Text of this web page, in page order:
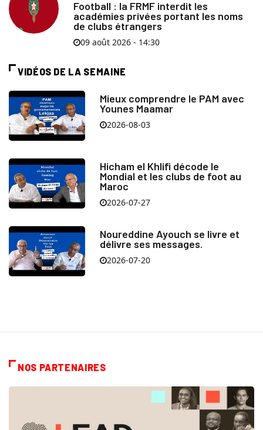
Football : la FRMF interdit les
académies privées portant les noms
de clubs étrangers
09 août 2026 - 14:30
VIDÉOS DE LA SEMAINE
Mieux comprendre le PAM avec
Younes Maamar
2026-08-03
Hicham el Khlifi décode le
Mondial et les clubs de foot au
Maroc
2026-07-27
Noureddine Ayouch se livre et
délivre ses messages.
2026-07-20
NOS PARTENAIRES